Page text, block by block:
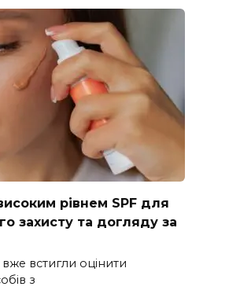
рівнем SPF для
захисту та догляду за
встигли оцінити
з